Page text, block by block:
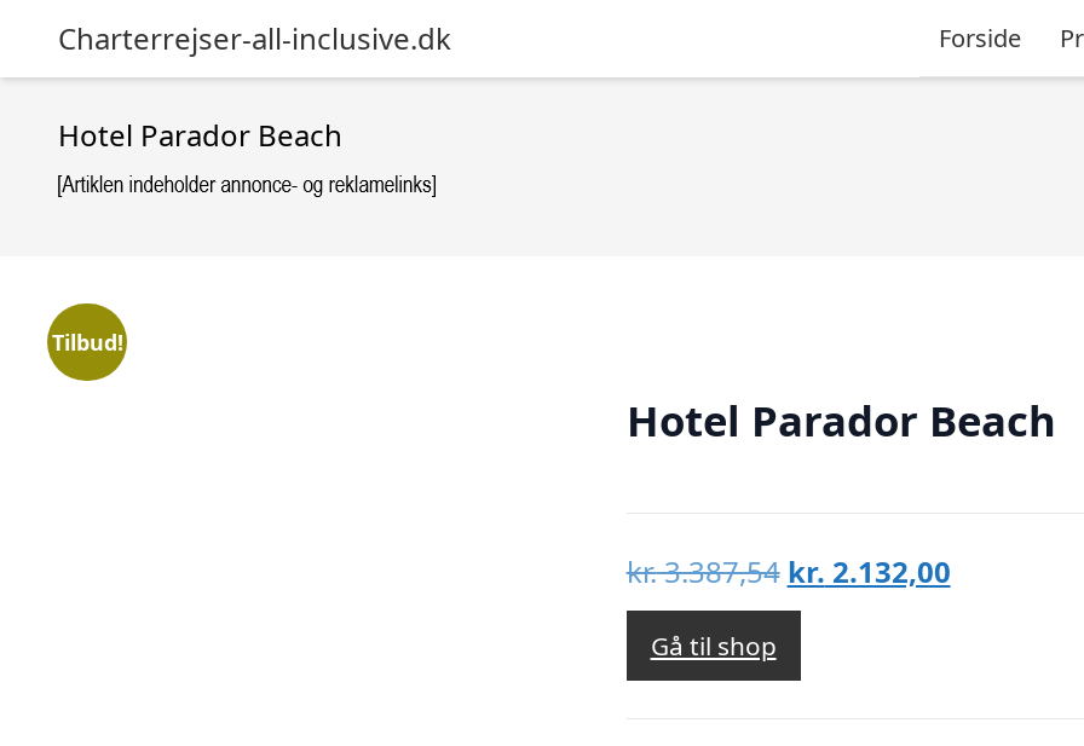
Charterrejser-all-inclusive.dk Forside
Hotel Parador Beach
Tilbud!
Hotel Parador Beach
kr.3.387,54 Den
oprindelige
var:
kr. 3.387,54.
kr. 2.132,00Den
kr.
Gå til shop